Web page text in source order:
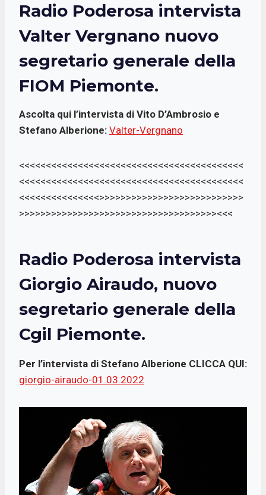
Radio Poderosa intervista
Valter Vergnano nuovo
segretario generale della
FIOM Piemonte.
Ascolta qui l’intervista di Vito D’Ambrosio e
Stefano Alberione: Valter-Vergnano
<<<<<<<<<<<<<<<<<<<<<<<<<<<<<<<<<<<<<<<<<<
<<<<<<<<<<<<<<<<<<<<<<<<<<<<<<<<<<<<<<<<<<
<<<<<<<<<<<<<<<>>>>>>>>>>>>>>>>>>>>>>>>>>>
>>>>>>>>>>>>>>>>>>>>>>>>>>>>>>>>>>>>><<<
Radio Poderosa intervista
Giorgio Airaudo, nuovo
segretario generale della
Cgil Piemonte.
Per l’intervista di Stefano Alberione CLICCA QUI:
giorgio-airaudo-01.03.2022